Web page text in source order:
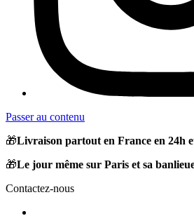
Passer au contenu
🎁Livraison partout en France en 24h
🎁Le jour même sur Paris et sa
Contactez-nous